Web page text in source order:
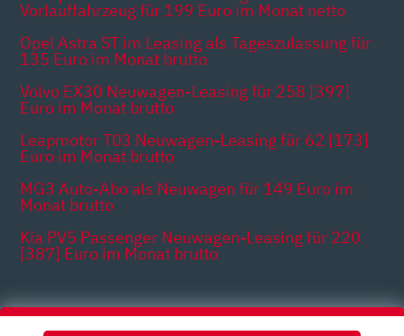
Vorlauffahrzeug für 199 Euro im Monat netto
Opel Astra ST im Leasing als Tageszulassung für
135 Euro im Monat brutto
Volvo EX30 Neuwagen-Leasing für 258 [397]
Euro im Monat brutto
Leapmotor T03 Neuwagen-Leasing für 62 [173]
Euro im Monat brutto
MG3 Auto-Abo als Neuwagen für 149 Euro im
Monat brutto
Kia PV5 Passenger Neuwagen-Leasing für 220
[387] Euro im Monat brutto